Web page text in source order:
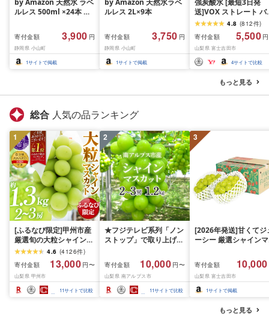
by Amazon 天然水 ラベ
ルレス 500ml ×24本 富
ム含有 水 ミネラルウォ
ーター ペットボトル 静
岡県産 500ミリリットル
(Smart Basic)
寄付金額 3,900 円
静岡県 小山町
1サイトで掲載
by Amazon 天然水ラベ
ルレス 2L×9本
寄付金額 3,750 円
静岡県 小山町
1サイトで掲載
強炭酸水 [最短3日発
送]VOX ストレート バ
ジウム 強炭酸水 35本
500ml ラベルレス[富
吉田市限定カートン]
酸
4.8 (812件)
寄付金額
5,500
山梨県 富士吉田市
4サイトで比較
もっと見る
総合 人気の品ランキング
1
[ふるなび限定]甲州市産
厳選旬の大粒シャインマ
スカット 約1.3kg 2〜3
房[2026年発送]
(MG)B12-472 FN-
Limited-VO シャインマ
スカット フルーツ
4.6 (4126件)
寄付金額
13,000 円〜
山梨県 甲州市
11サイトで比較
2
★フジテレビ系列「ノン
ストップ」で取り上げら
先行予約]南アルプス市
産シャインマスカット
1.2kg以上(2〜3房)ふる
さと納税 おすすめ 山梨
県 南アルプス市 送料無
寄付金額 10,000 円〜
山梨県 南アルプス市
11サイトで比較
3
[2026年発送]甘くてジ
ーシー 厳選シャインマ
月前半(1〜15日)から
月下旬までの発送) フ
ーツ ぶどう 果物 山梨
産 2026 旬 大粒 高級
寄付金額 10,000
山梨県 富士吉田市
1サイトで掲載
もっと見る